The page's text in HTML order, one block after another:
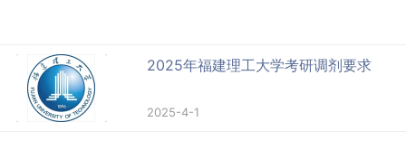
2025年福建理工大学考研调剂要求
2025-4-1